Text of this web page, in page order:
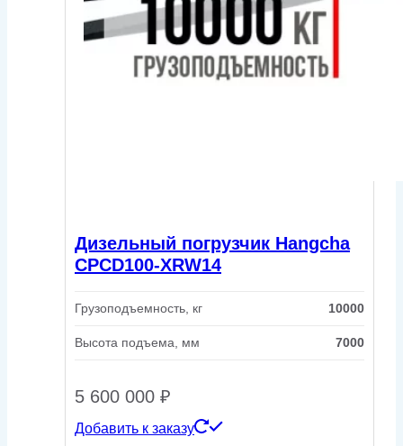
Дизельный погрузчик Hangcha
CPCD100-XRW14
Грузоподъемность, кг 10000
Высота подъема, мм 7000
5 600 000 ₽
Добавить к заказу